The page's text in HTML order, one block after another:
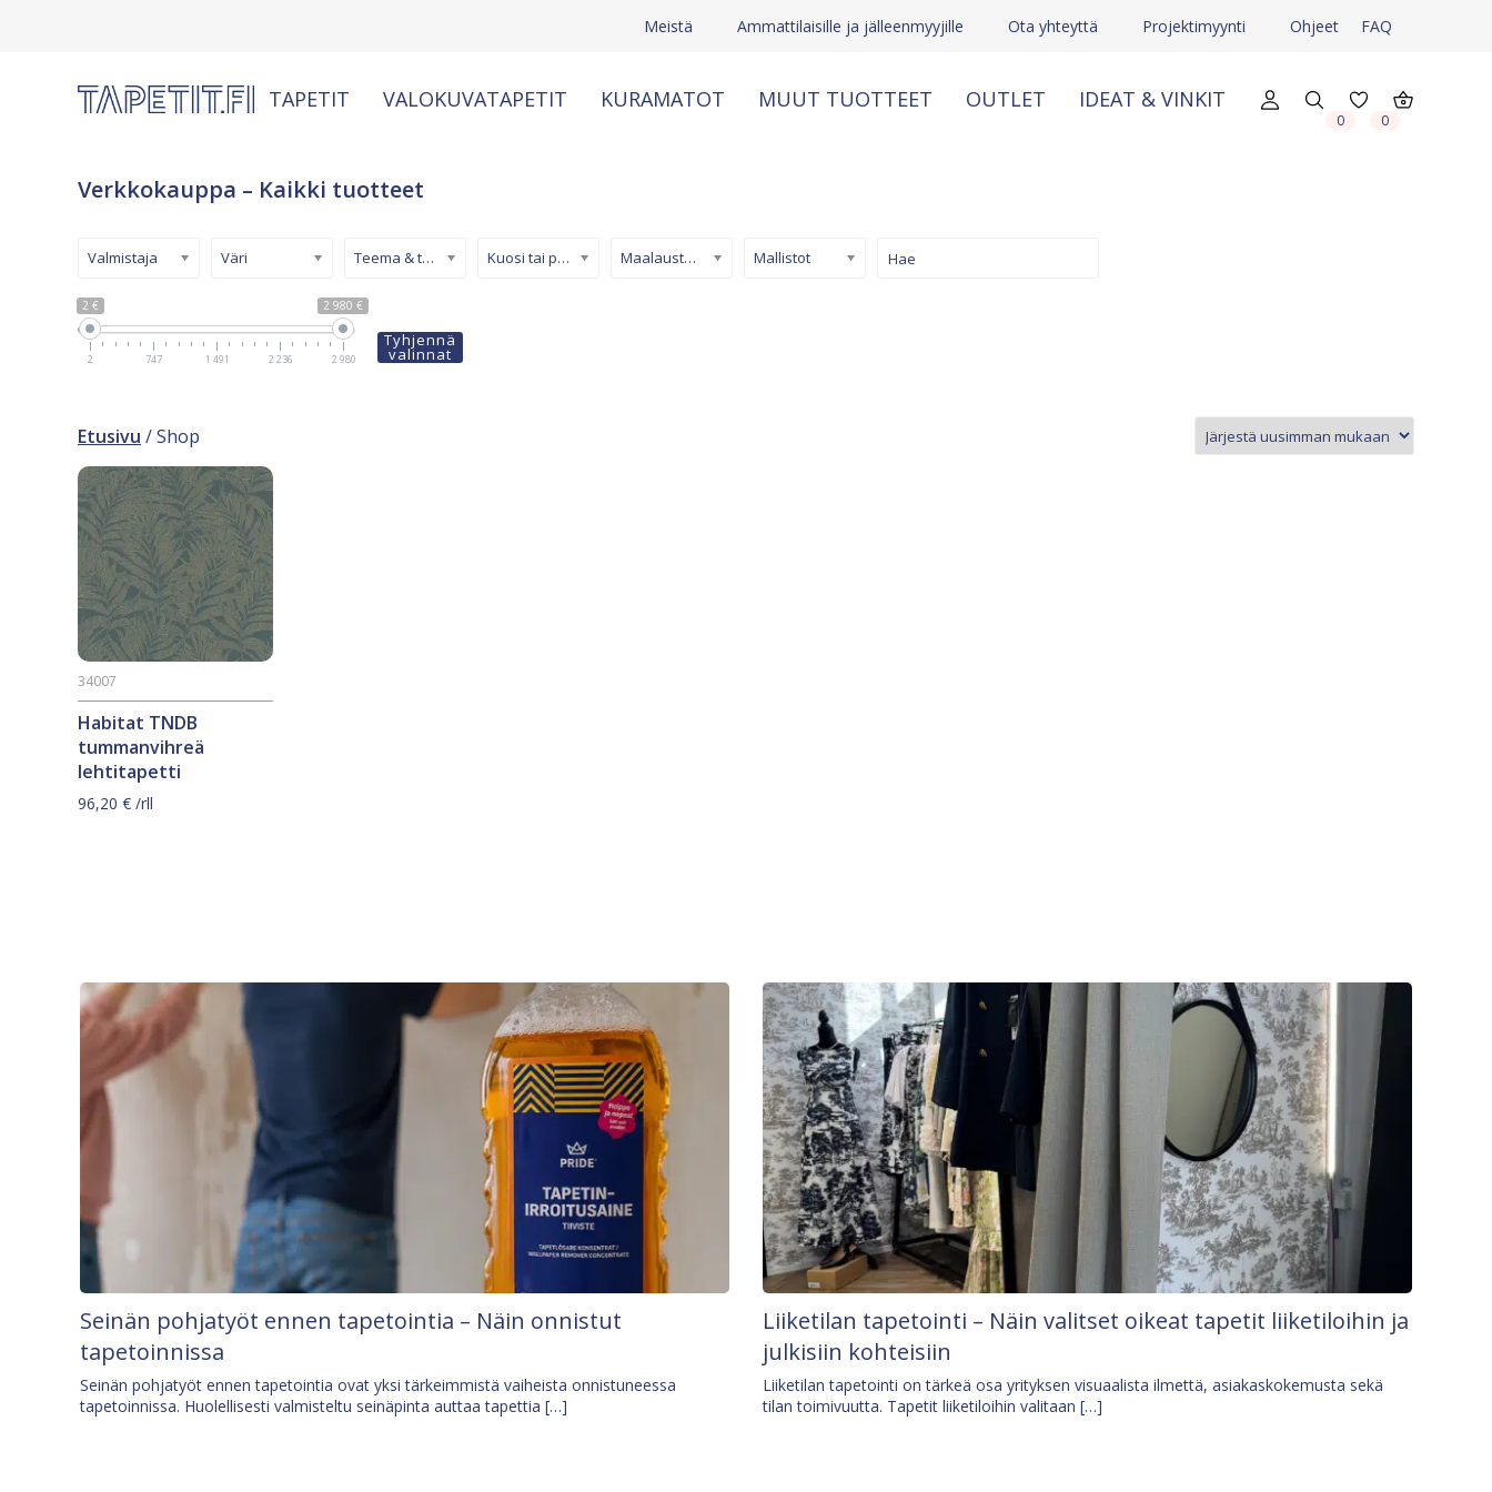
Meistä Ammattilaisille ja jälleenmyyjille Ota yhteyttä Projektimyynti Ohjeet FAQ
TAPETIT VALOKUVATAPETIT KURAMATOT MUUT TUOTTEET OUTLET IDEAT & VINKIT
0 0
Verkkokauppa – Kaikki tuotteet
2 € 2 980 €
2 747 1 491 2 236 2 980
Valmistaja Väri Teema & tyyli Kuosi tai pinta Maalaustapetti Mallistot
Tyhjennä
valinnat
Etusivu / Shop
Habitat TNDB
tummanvihreä
lehtitapetti
34007
96,20 € /rll
Seinän pohjatyöt ennen tapetointia – Näin onnistut
tapetoinnissa
Seinän pohjatyöt ennen tapetointia ovat yksi tärkeimmistä vaiheista onnistuneessa
tapetoinnissa. Huolellisesti valmisteltu seinäpinta auttaa tapettia […]
Liiketilan tapetointi – Näin valitset oikeat tapetit liiketiloihin ja
julkisiin kohteisiin
Liiketilan tapetointi on tärkeä osa yrityksen visuaalista ilmettä, asiakaskokemusta sekä
tilan toimivuutta. Tapetit liiketiloihin valitaan […]